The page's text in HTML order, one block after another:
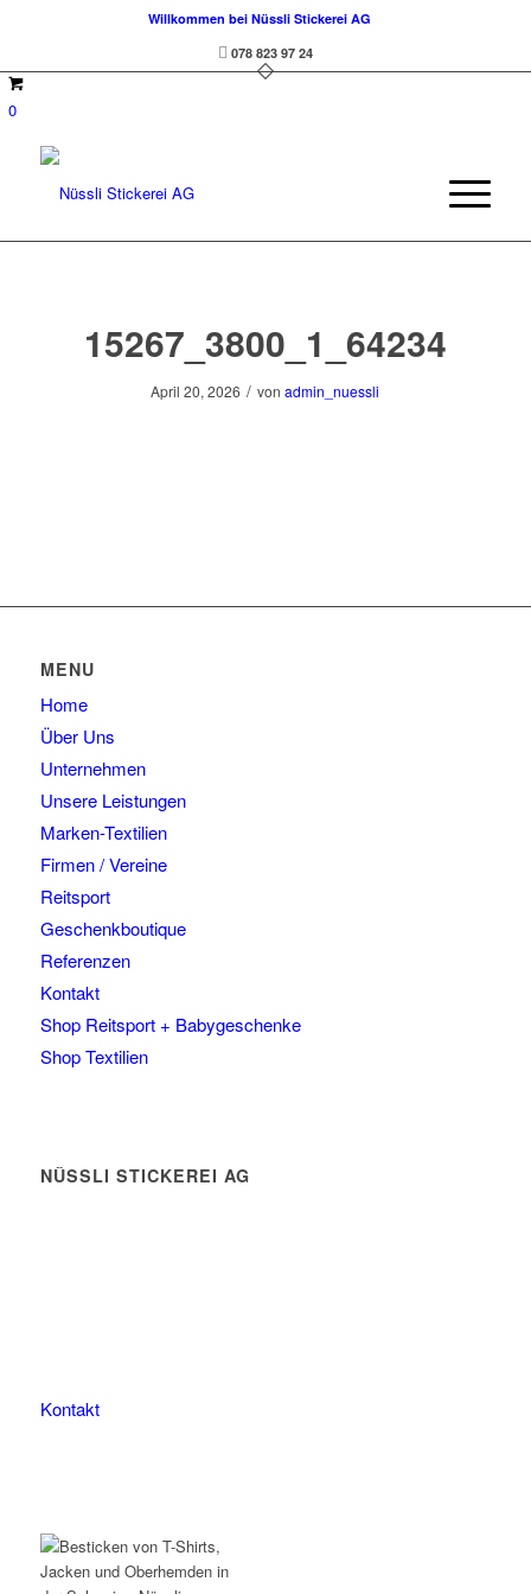
Willkommen bei Nüssli Stickerei AG
078 823 97 24
0
15267_3800_1_64234
April 20, 2026 / vonadmin_nuessli
MENU
Home
Über Uns
Unternehmen
Unsere Leistungen
Marken-Textilien
Firmen / Vereine
Reitsport
Geschenkboutique
Referenzen
Kontakt
Shop Reitsport + Babygeschenke
Shop Textilien
NÜSSLI STICKEREI AG
Kontakt